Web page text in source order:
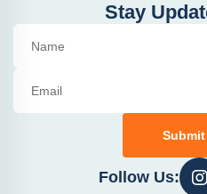
Stay
Follow Us: